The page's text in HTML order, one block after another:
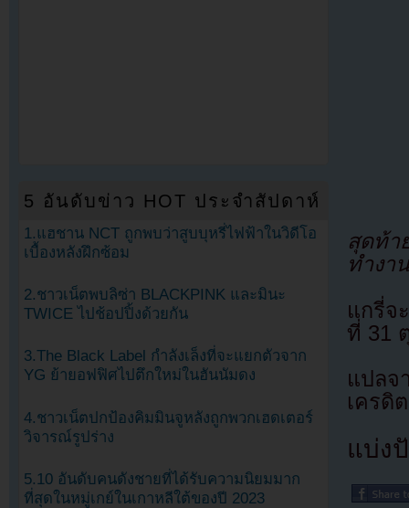
สุดท้า
ทำงา
แกรี่จ
ที่ 31
แปลจ
เครดิ
แบ่ง
5 อันดับข่าว HOT ประจำสัปดาห์
1.แฮชาน NCT ถูกพบว่าสูบบุหรี่ไฟฟ้าในวิดีโอ
เบื้องหลังฝึกซ้อม
2.ชาวเน็ตพบลิซ่า BLACKPINK และมินะ
TWICE ไปช้อปปิ้งด้วยกัน
3.The Black Label กำลังเล็งที่จะแยกตัวจาก
YG ย้ายอฟฟิศไปตึกใหม่ในฮันนัมดง
4.ชาวเน็ตปกป้องคิมมินจูหลังถูกพวกเฮดเตอร์
วิจารณ์รูปร่าง
5.10 อันดับคนดังชายที่ได้รับความนิยมมาก
ที่สุดในหมู่เกย์ในเกาหลีใต้ของปี 2023